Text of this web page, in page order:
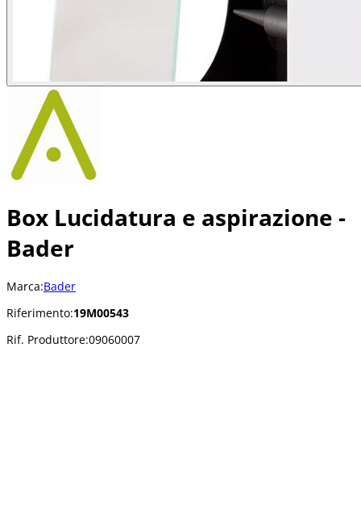
Box Lucidatura e aspirazione -
Bader
Marca:Bader
Riferimento:19M00543
Rif. Produttore:09060007